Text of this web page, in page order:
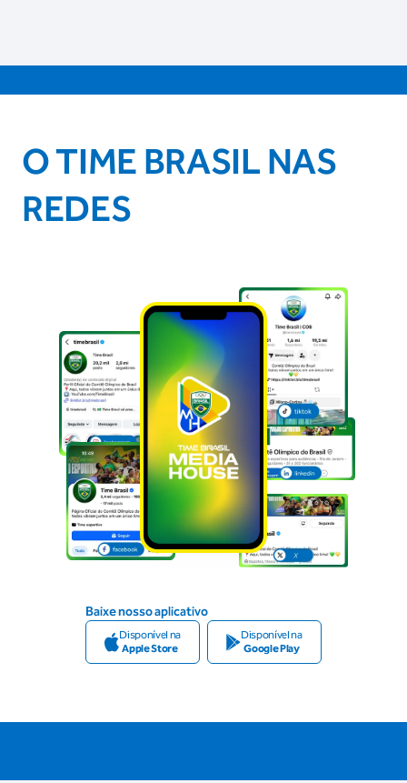
O TIME BRASIL NAS
REDES
Baixe nosso aplicativo
Disponível na
Apple Store
Disponível na
Google Play